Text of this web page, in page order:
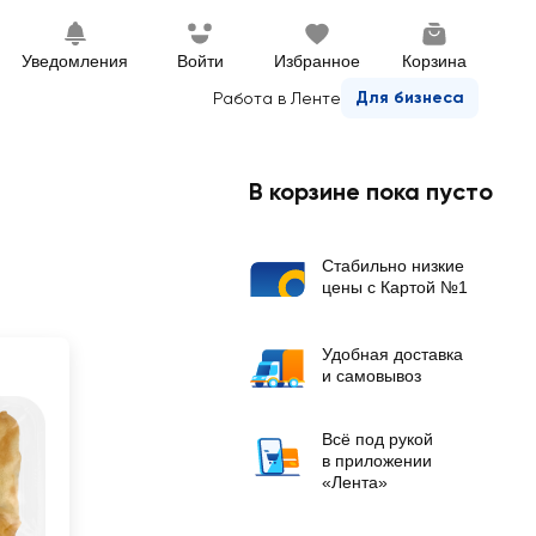
Уведомления Войти Избранное
Корзина
Работа в Ленте
Для бизнеса
В корзине пока пусто
Стабильно низкие
цены с Картой №1
Удобная доставка
и самовывоз
Всё под рукой
в приложении
«Лента»